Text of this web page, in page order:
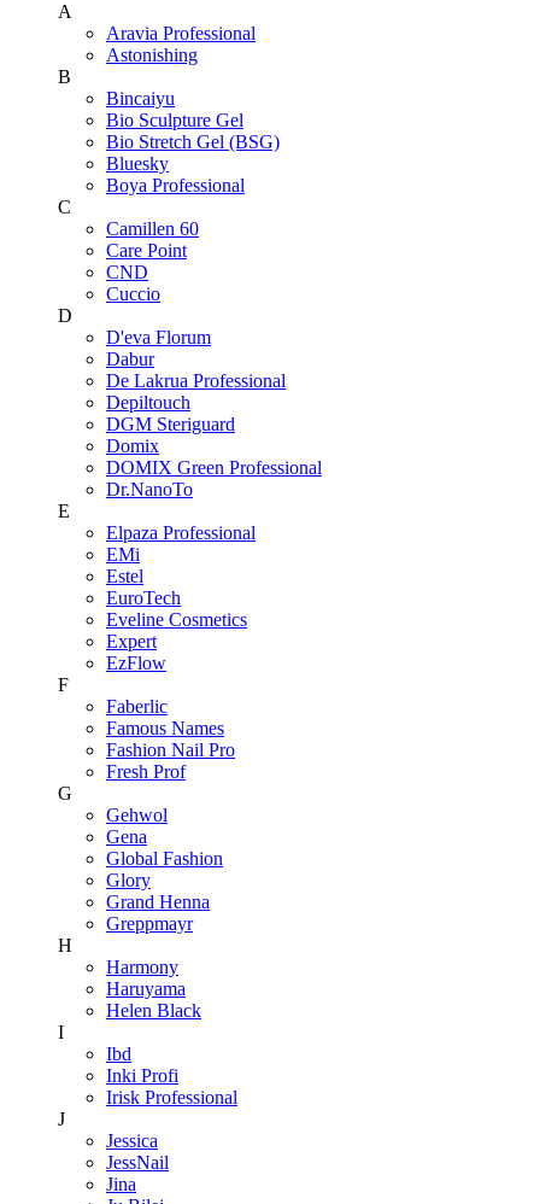
A
Aravia Professional
Astonishing
B
Bincaiyu
Bio Sculpture Gel
Bio Stretch Gel (BSG)
Bluesky
Boya Professional
C
Camillen 60
Care Point
CND
Cuccio
D
D'eva Florum
Dabur
De Lakrua Professional
Depiltouch
DGM Steriguard
Domix
DOMIX Green Professional
Dr.NanoTo
E
Elpaza Professional
EMi
Estel
EuroTech
Eveline Cosmetics
Expert
EzFlow
F
Faberlic
Famous Names
Fashion Nail Pro
Fresh Prof
G
Gehwol
Gena
Global Fashion
Glory
Grand Henna
Greppmayr
H
Harmony
Haruyama
Helen Black
I
Ibd
Inki Profi
Irisk Professional
J
Jessica
JessNail
Jina